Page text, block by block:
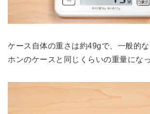
ケース自体の重さは約49gで、一般的
ホンのケースと同じくらいの重量にな